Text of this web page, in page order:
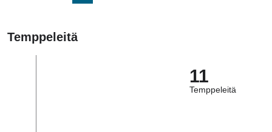
Temppeleitä
11
Temppeleitä